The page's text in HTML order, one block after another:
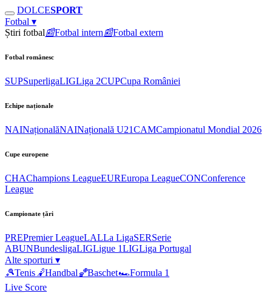
DOLCESPORT
Fotbal ▾
Știri fotbal📰Fotbal intern📰Fotbal extern
Fotbal românesc
SUPSuperligaLIGLiga 2CUPCupa României
Echipe naționale
NAINaționalăNAINațională U21CAMCampionatul Mondial 2026
Cupe europene
CHAChampions LeagueEUREuropa LeagueCONConference
League
Campionate țări
PREPremier LeagueLALLa LigaSERSerie
ABUNBundesligaLIGLigue 1LIGLiga Portugal
Alte sporturi ▾
🎾Tenis 🤾Handbal🏀Baschet🏎Formula 1
Live Score